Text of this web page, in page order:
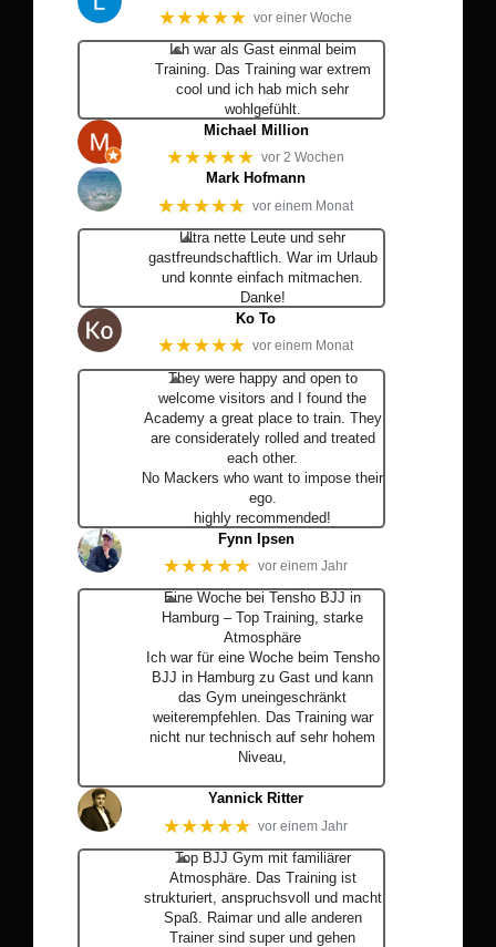
★★★★★ vor einer Woche
Ich war als Gast einmal beim
Training. Das Training war extrem
cool und ich hab mich sehr
wohlgefühlt.
Michael Million
★★★★★ vor 2 Wochen
Mark Hofmann
★★★★★ vor einem Monat
Ultra nette Leute und sehr
gastfreundschaftlich. War im Urlaub
und konnte einfach mitmachen.
Danke!
Ko To
★★★★★ vor einem Monat
They were happy and open to
welcome visitors and I found the
Academy a great place to train. They
are considerately rolled and treated
each other.
No Mackers who want to impose their
ego.
highly recommended!
Fynn Ipsen
★★★★★ vor einem Jahr
Eine Woche bei Tensho BJJ in
Hamburg – Top Training, starke
Atmosphäre
Ich war für eine Woche beim Tensho
BJJ in Hamburg zu Gast und kann
das Gym uneingeschränkt
weiterempfehlen. Das Training war
nicht nur technisch auf sehr hohem
Niveau,
Yannick Ritter
★★★★★ vor einem Jahr
Top BJJ Gym mit familiärer
Atmosphäre. Das Training ist
strukturiert, anspruchsvoll und macht
Spaß. Raimar und alle anderen
Trainer sind super und gehen